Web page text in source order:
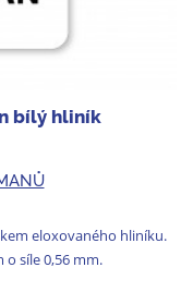
bílý hliník
eloxovaného hliníku.
síle 0,56 mm.